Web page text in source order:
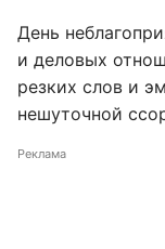
День
и деловых
резких слов и
нешуточной
Реклама